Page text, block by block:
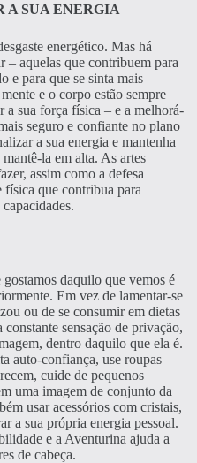
A SUA ENERGIA
energético. Mas há
– aquelas que contribuem para
e para que se sinta mais
e o corpo estão sempre
a sua força física – e a melhorá-
seguro e confiante no plano
a sua energia e mantenha
la em alta. As artes
assim como a defesa
física que contribua para
daquilo que vemos é
Em vez de lamentar-se
ou de se consumir em dietas
sensação de privação,
dentro daquilo que ela é.
auto-confiança, use roupas
cuide de pequenos
uma imagem de conjunto da
usar acessórios com cristais,
a sua própria energia pessoal.
e a Aventurina ajuda a
de cabeça.